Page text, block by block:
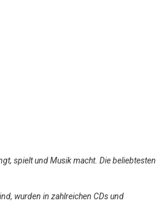
spielt und Musik macht. Die beliebtesten
wurden in zahlreichen CDs und